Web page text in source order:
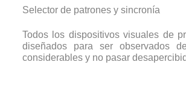
Selector de patrones y sincronía
Todos los dispositivos visuales de
diseñados para ser observados
considerables y no pasar